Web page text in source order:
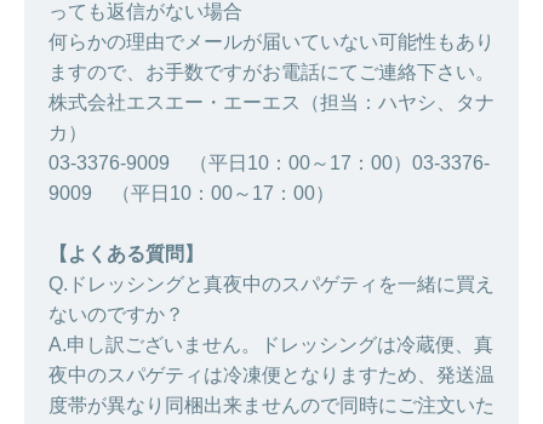
っても返信がない場合
何らかの理由でメールが届いていない可能性もあり
ますので、お手数ですがお電話にてご連絡下さい。
株式会社エスエー・エーエス（担当：ハヤシ、タナ
カ）
03-3376-9009 （平日10：00～17：00）03-3376-
9009 （平日10：00～17：00）
【よくある質問】
Q.ドレッシングと真夜中のスパゲティを一緒に買え
ないのですか？
A.申し訳ございません。ドレッシングは冷蔵便、真
夜中のスパゲティは冷凍便となりますため、発送温
度帯が異なり同梱出来ませんので同時にご注文いた